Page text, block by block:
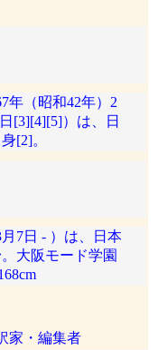
年（昭和42年）2
[3][4][5]）は、日
[2]。
7日 - ）は、日本
大阪モード学園
家・編集者